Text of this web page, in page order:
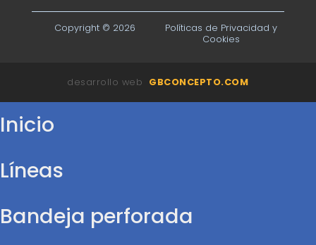
Copyright © 2026
Políticas de Privacidad y
Cookies
desarrollo web GBCONCEPTO.COM
Inicio
Líneas
Bandeja perforada